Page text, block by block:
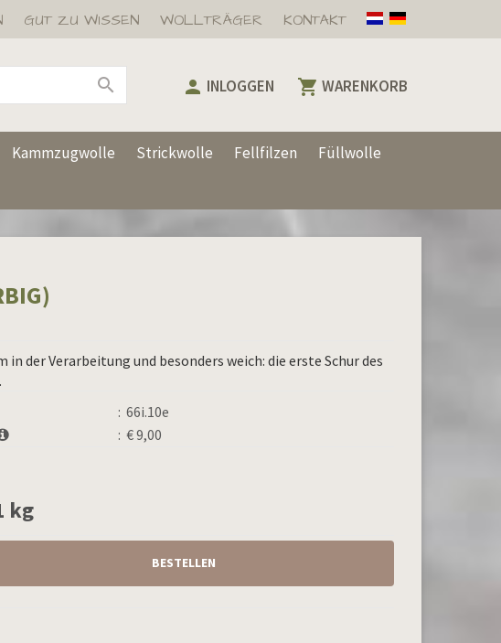
GUT ZU WISSEN WOLLTRÄGER KONTAKT
 WARENKORB
 INLOGGEN

Kammzugwolle Strickwolle Fellfilzen
Füllwolle
in der Verarbeitung und besonders weich: die erste Schur des
: 66i.10e
: € 9,00
kg
BESTELLEN